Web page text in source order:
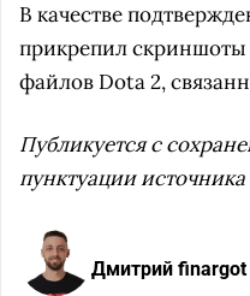
В качестве
прикрепил
файлов Dota 2,
Публикуется с
пунктуации источника
Дмитрий